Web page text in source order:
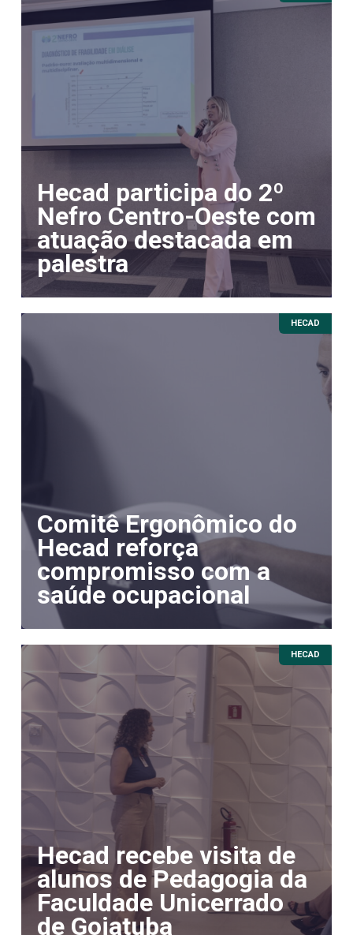
Hecad participa do 2º
Nefro Centro-Oeste com
atuação destacada em
palestra
HECAD
Comitê Ergonômico do
Hecad reforça
compromisso com a
saúde ocupacional
HECAD
Hecad recebe visita de
alunos de Pedagogia da
Faculdade Unicerrado
de Goiatuba